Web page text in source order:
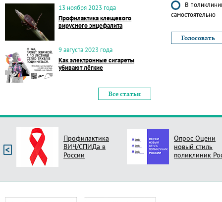
13 ноября 2023 года
Профилактика клещевого
вирусного энцефалита
9 августа 2023 года
Как электронные сигареты
убивают лёгкие
Все статьи
В
самостоятельно
Профилактика
ВИЧ/СПИДа в
России
Опрос Оцени
новый стиль
поликлиник